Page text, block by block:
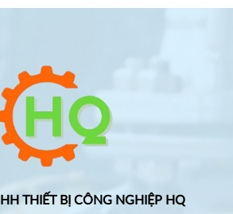
THIẾT BỊ CÔNG NGHIỆP HQ